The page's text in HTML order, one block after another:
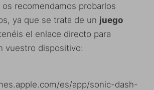
recomendamos probarlos
ya que se trata de un juego
el enlace directo para
vuestro dispositivo:
es/app/sonic-dash-